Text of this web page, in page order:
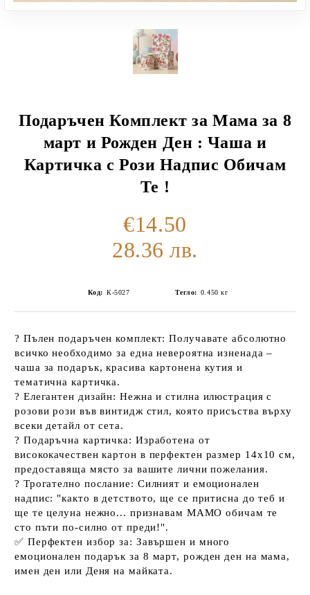
Подаръчен Комплект за Мама за 8
март и Рожден Ден : Чаша и
Картичка с Рози Надпис Обичам
Те !
€14.50
28.36 лв.
Код: К-5027 Тегло: 0.450 кг
? Пълен подаръчен комплект: Получавате абсолютно
всичко необходимо за една невероятна изненада –
чаша за подарък, красива картонена кутия и
тематична картичка.
? Елегантен дизайн: Нежна и стилна илюстрация с
розови рози във винтидж стил, която присъства върху
всеки детайл от сета.
? Подаръчна картичка: Изработена от
висококачествен картон в перфектен размер 14х10 см,
предоставяща място за вашите лични пожелания.
? Трогателно послание: Силният и емоционален
надпис: "както в детството, ще се притисна до теб и
ще те целуна нежно... признавам МАМО обичам те
сто пъти по-силно от преди!".
✅ Перфектен избор за: Завършен и много
емоционален подарък за 8 март, рожден ден на мама,
имен ден или Деня на майката.